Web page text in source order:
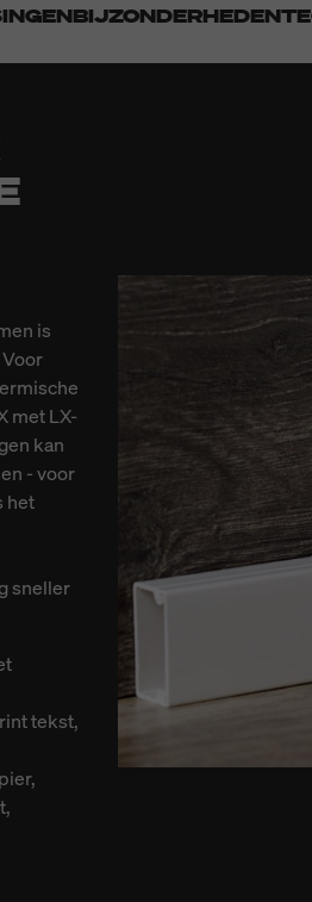
BIJZONDERHEDEN
is
met LX-
kan
- voor
het
sneller
tekst,